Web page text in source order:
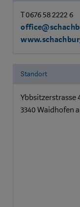
T 0676 58 2222 6
Standort
Ybbsitzerstrasse
3340 Waidhofen